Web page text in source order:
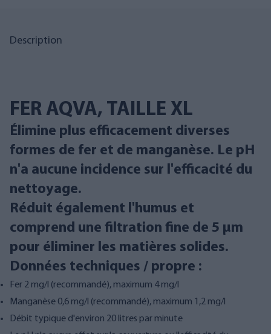
Description
FER AQVA, TAILLE XL
Élimine plus efficacement diverses
formes de fer et de manganèse. Le pH
n'a aucune incidence sur l'efficacité du
nettoyage.
Réduit également l'humus et
comprend une filtration fine de 5 µm
pour éliminer les matières solides.
Données techniques / propre :
Fer 2 mg/l (recommandé), maximum 4 mg/l
Manganèse 0,6 mg/l (recommandé), maximum 1,2 mg/l
Débit typique d'environ 20 litres par minute